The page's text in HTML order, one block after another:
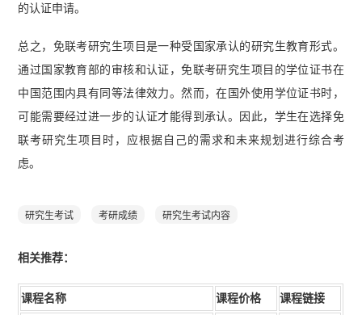
的认证申请。
总之，免联考研究生项目是一种受国家承认的研究生教育形式。
通过国家教育部的审核和认证，免联考研究生项目的学位证书在
中国范围内具有同等法律效力。然而，在国外使用学位证书时，
可能需要经过进一步的认证才能得到承认。因此，学生在选择免
联考研究生项目时，应根据自己的需求和未来规划进行综合考
虑。
研究生考试 考研成绩 研究生考试内容
相关推荐：
课程名称 课程价格 课程链接